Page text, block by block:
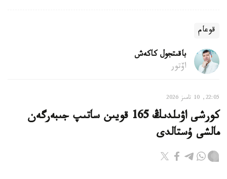
قوعام
باقىتجول كاكەش
اۆتور
22:05, 10 تامىز 2026
كورشى اۋىلدىڭ 165 قويىن ساتىپ جىبەرگەن
مالشى ۇستالدى